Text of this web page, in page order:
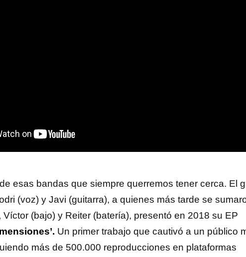
esas bandas que siempre querremos tener cerca. El
(voz) y Javi (guitarra), a quienes más tarde se
Víctor (bajo) y Reiter (batería), presentó en 2018 su EP
Un primer trabajo que cautivó a un público
más de 500.000 reproducciones en plataformas